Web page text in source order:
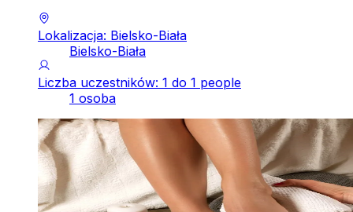
Lokalizacja: Bielsko-Biała
Bielsko-Biała
Liczba uczestników: 1 do 1 people
1 osoba